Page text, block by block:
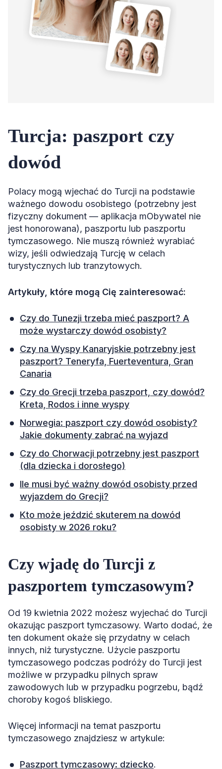
Turcja: paszport czy
dowód
Polacy mogą wjechać do Turcji na podstawie
ważnego dowodu osobistego (potrzebny jest
fizyczny dokument — aplikacja mObywatel nie
jest honorowana), paszportu lub paszportu
tymczasowego. Nie muszą również wyrabiać
wizy, jeśli odwiedzają Turcję w celach
turystycznych lub tranzytowych.
Artykuły, które mogą Cię zainteresować:
Czy do Tunezji trzeba mieć paszport? A
może wystarczy dowód osobisty?
Czy na Wyspy Kanaryjskie potrzebny jest
paszport? Teneryfa, Fuerteventura, Gran
Canaria
Czy do Grecji trzeba paszport, czy dowód?
Kreta, Rodos i inne wyspy
Norwegia: paszport czy dowód osobisty?
Jakie dokumenty zabrać na wyjazd
Czy do Chorwacji potrzebny jest paszport
(dla dziecka i dorosłego)
Ile musi być ważny dowód osobisty przed
wyjazdem do Grecji?
Kto może jeździć skuterem na dowód
osobisty w 2026 roku?
Czy wjadę do Turcji z
paszportem tymczasowym?
Od 19 kwietnia 2022 możesz wyjechać do Turcji
okazując paszport tymczasowy. Warto dodać, że
ten dokument okaże się przydatny w celach
innych, niż turystyczne. Użycie paszportu
tymczasowego podczas podróży do Turcji jest
możliwe w przypadku pilnych spraw
zawodowych lub w przypadku pogrzebu, bądź
choroby kogoś bliskiego.
Więcej informacji na temat paszportu
tymczasowego znajdziesz w artykule:
Paszport tymczasowy: dziecko.